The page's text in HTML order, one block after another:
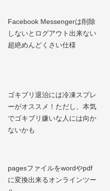
Facebook Messengerは削除
しないとログアウト出来ない
超絶めんどくさい仕様
ゴキブリ退治には冷凍スプレ
ーがオススメ！ただし、本気
でゴキブリ嫌いな人には向か
ないかも
pagesファイルをwordやpdf
に変換出来るオンラインツー